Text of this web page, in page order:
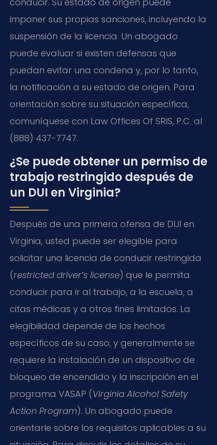
imponer sus propias sanciones, incluyendo la
suspensión de la licencia. Un abogado
puede evaluar si existen defensas que
puedan evitar una condena y, por lo tanto,
la notificación a su estado de origen. Para
orientación sobre su situación específica,
comuníquese con Law Offices Of SRIS, P.C. al
(888) 437-7747.
¿Se puede obtener un permiso de
trabajo restringido después de
un DUI en Virginia?
Después de una primera ofensa de DUI en
Virginia, usted puede ser elegible para
solicitar una licencia de conducir restringida
(restricted driver’s license) que le permita
conducir para ir al trabajo, a la escuela, a
citas médicas y a otros fines limitados. La
elegibilidad depende de los hechos
específicos de su caso, y generalmente se
requiere la instalación de un dispositivo de
bloqueo de encendido y la inscripción en el
programa VASAP (Virginia Alcohol Safety
Action Program). Un abogado puede
orientarle sobre los requisitos aplicables a su